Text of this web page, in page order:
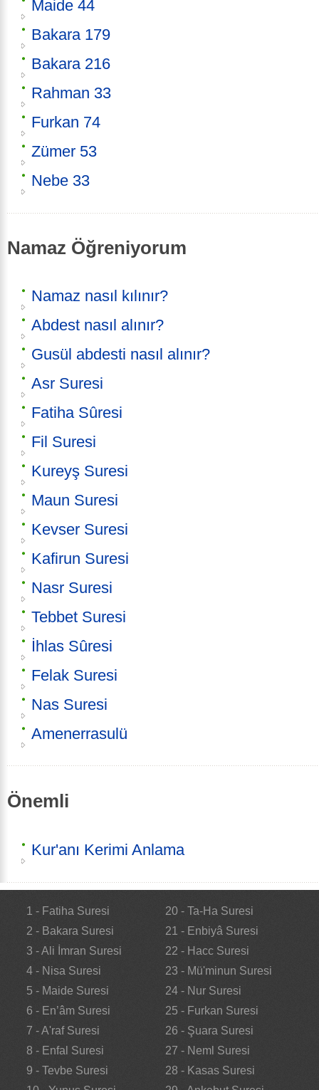
Maide 44
Bakara 179
Bakara 216
Rahman 33
Furkan 74
Zümer 53
Nebe 33
Namaz Öğreniyorum
Namaz nasıl kılınır?
Abdest nasıl alınır?
Gusül abdesti nasıl alınır?
Asr Suresi
Fatiha Sûresi
Fil Suresi
Kureyş Suresi
Maun Suresi
Kevser Suresi
Kafirun Suresi
Nasr Suresi
Tebbet Suresi
İhlas Sûresi
Felak Suresi
Nas Suresi
Amenerrasulü
Önemli
Kur'anı Kerimi Anlama
1 - Fatiha Suresi
2 - Bakara Suresi
3 - Ali İmran Suresi
4 - Nisa Suresi
5 - Maide Suresi
6 - En’âm Suresi
7 - A'raf Suresi
8 - Enfal Suresi
9 - Tevbe Suresi
20 - Ta-Ha Suresi
21 - Enbiyâ Suresi
22 - Hacc Suresi
23 - Mü'minun Suresi
24 - Nur Suresi
25 - Furkan Suresi
26 - Şuara Suresi
27 - Neml Suresi
28 - Kasas Suresi